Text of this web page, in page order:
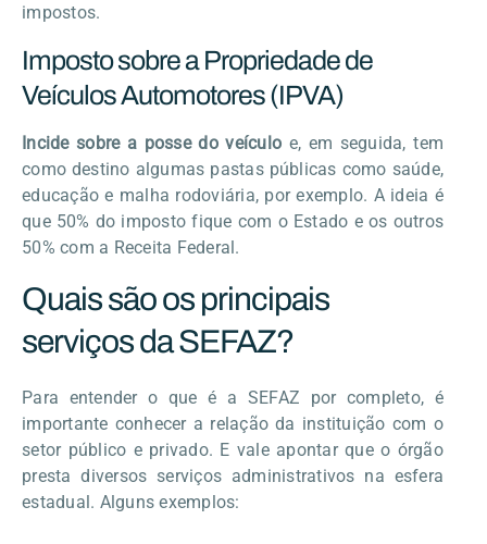
impostos.
Imposto sobre a Propriedade de
Veículos Automotores (IPVA)
Incide sobre a posse do veículo e, em seguida, tem
como destino algumas pastas públicas como saúde,
educação e malha rodoviária, por exemplo. A ideia é
que 50% do imposto fique com o Estado e os outros
50% com a Receita Federal.
Quais são os principais
serviços da SEFAZ?
Para entender o que é a SEFAZ por completo, é
importante conhecer a relação da instituição com o
setor público e privado. E vale apontar que o órgão
presta diversos serviços administrativos na esfera
estadual. Alguns exemplos: